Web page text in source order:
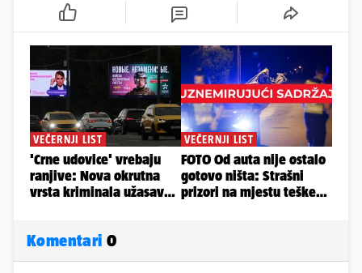
Komentari 0